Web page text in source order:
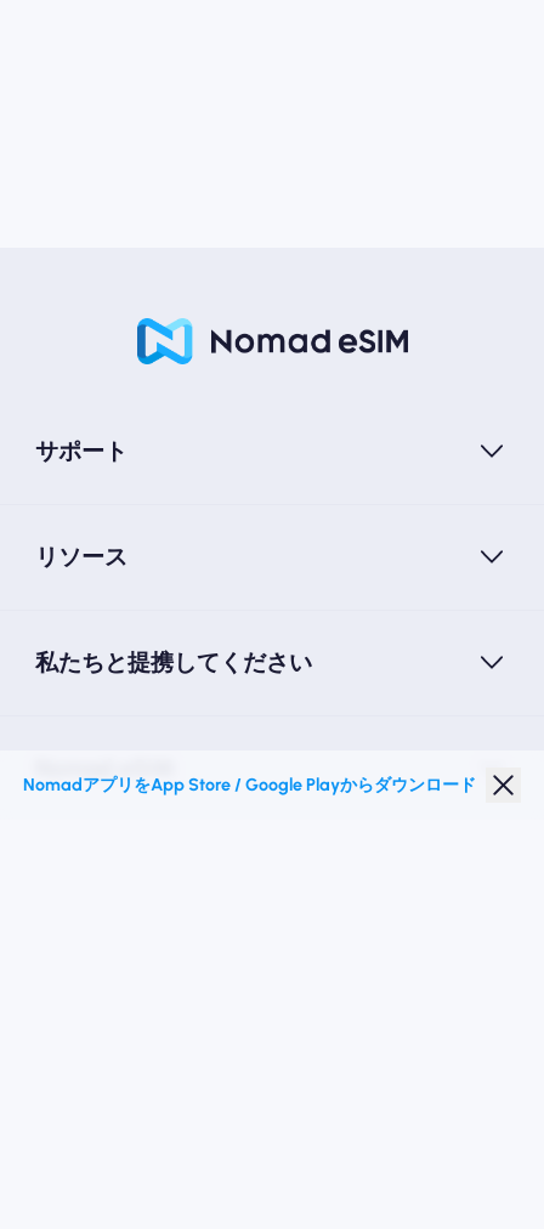
サポート
リソース
私たちと提携してください
NomadアプリをApp Store / Google Playからダウンロード